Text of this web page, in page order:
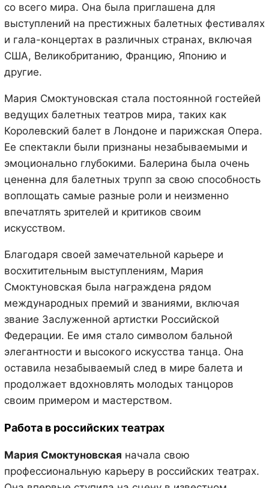
со всего мира. Она была приглашена для
выступлений на престижных балетных фестивалях
и гала-концертах в различных странах, включая
США, Великобританию, Францию, Японию и
другие.
Мария Смоктуновская стала постоянной гостейей
ведущих балетных театров мира, таких как
Королевский балет в Лондоне и парижская Опера.
Ее спектакли были признаны незабываемыми и
эмоционально глубокими. Балерина была очень
цененна для балетных трупп за свою способность
воплощать самые разные роли и неизменно
впечатлять зрителей и критиков своим
искусством.
Благодаря своей замечательной карьере и
восхитительным выступлениям, Мария
Смоктуновская была награждена рядом
международных премий и званиями, включая
звание Заслуженной артистки Российской
Федерации. Ее имя стало символом бальной
элегантности и высокого искусства танца. Она
оставила незабываемый след в мире балета и
продолжает вдохновлять молодых танцоров
своим примером и мастерством.
Работа в российских театрах
Мария Смоктуновская начала свою
профессиональную карьеру в российских театрах.